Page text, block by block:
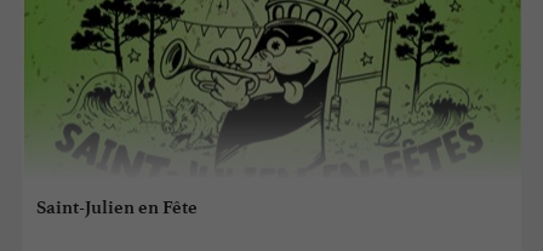
Saint-Julien en Fête